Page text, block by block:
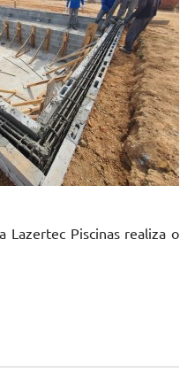
Lazertec Piscinas realiza o